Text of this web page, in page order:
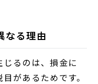
なる理由
るのは、損金に
があるためです。